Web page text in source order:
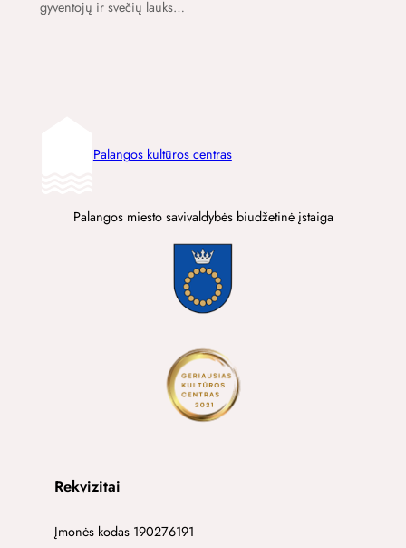
gyventojų ir svečių lauks…
Palangos kultūros centras
Palangos miesto savivaldybės biudžetinė įstaiga
Rekvizitai
Įmonės kodas 190276191